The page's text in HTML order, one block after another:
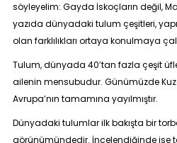
söyleyelim: Gayda İskoçların değil,
yazıda dünyadaki tulum çeşitleri,
olan farklılıkları ortaya konulmaya
Tulum, dünyada 40’tan fazla çeşit
ailenin mensubudur. Günümüzde
Avrupa’nın tamamına yayılmıştır.
Dünyadaki tulumlar ilk bakışta bir
görünümündedir. İncelendiğinde ise